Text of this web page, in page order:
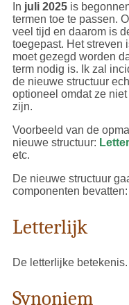
In juli 2025is
termen toe te passen.
veel tijd en daarom is
toegepast. Het streven
moet gezegd worden
term nodig is. Ik zal
de nieuwe structuur
optioneel omdat ze
zijn.
Voorbeeld van de
nieuwe structuur:
etc.
De nieuwe structuur
componenten bevatten:
Letterlijk
De letterlijke betekenis.
Synoniem